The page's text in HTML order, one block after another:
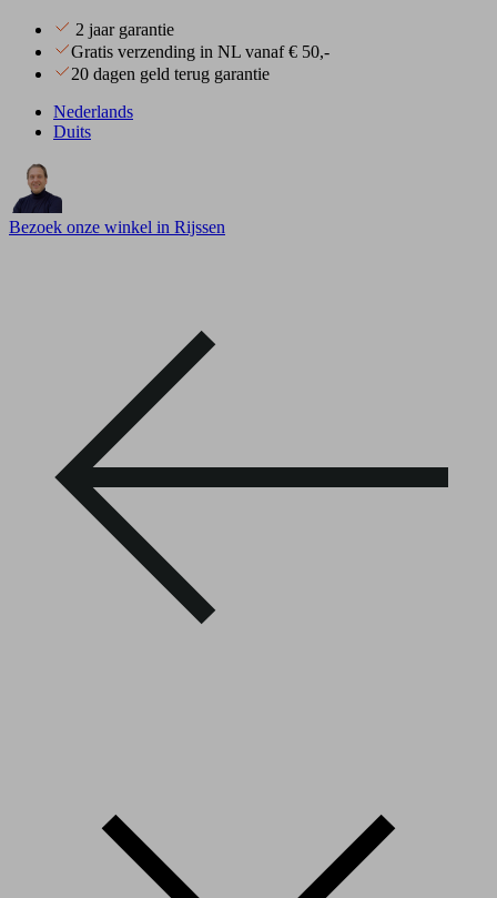
2 jaar garantie
Gratis verzending in NL vanaf € 50,-
20 dagen geld terug garantie
Nederlands
Duits
Bezoek onze winkel in Rijssen